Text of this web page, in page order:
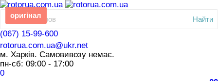
Найти
(067) 15-99-600
rotorua.com.ua@ukr.net
м. Харків. Самовивозу немає.
пн-сб: 09:00 - 17:00
0
оригінал